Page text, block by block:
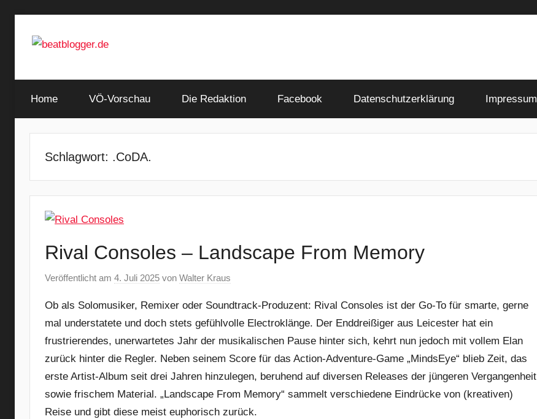
Inhalt
beatblogger.de
and
the
Home VÖ-Vorschau Die Redaktion Facebook Datenschutzerklärung Impressum
Schlagwort: .CoDA.
Rival Consoles – Landscape From Memory
Veröffentlicht am 4. Juli 2025 von Walter Kraus
Ob als Solomusiker, Remixer oder Soundtrack-Produzent: Rival Consoles ist der Go-To für smarte, gerne
mal understatete und doch stets gefühlvolle Electroklänge. Der Enddreißiger aus Leicester hat ein
frustrierendes, unerwartetes Jahr der musikalischen Pause hinter sich, kehrt nun jedoch mit vollem Elan
zurück hinter die Regler. Neben seinem Score für das Action-Adventure-Game „MindsEye“ blieb Zeit, das
erste Artist-Album seit drei Jahren hinzulegen, beruhend auf diversen Releases der jüngeren Vergangenheit
sowie frischem Material. „Landscape From Memory“ sammelt verschiedene Eindrücke von (kreativen)
Reise und gibt diese meist euphorisch zurück.